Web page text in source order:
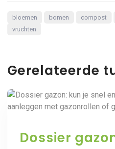
bloemen bomen compost
vruchten
Gerelateerde
Dossier